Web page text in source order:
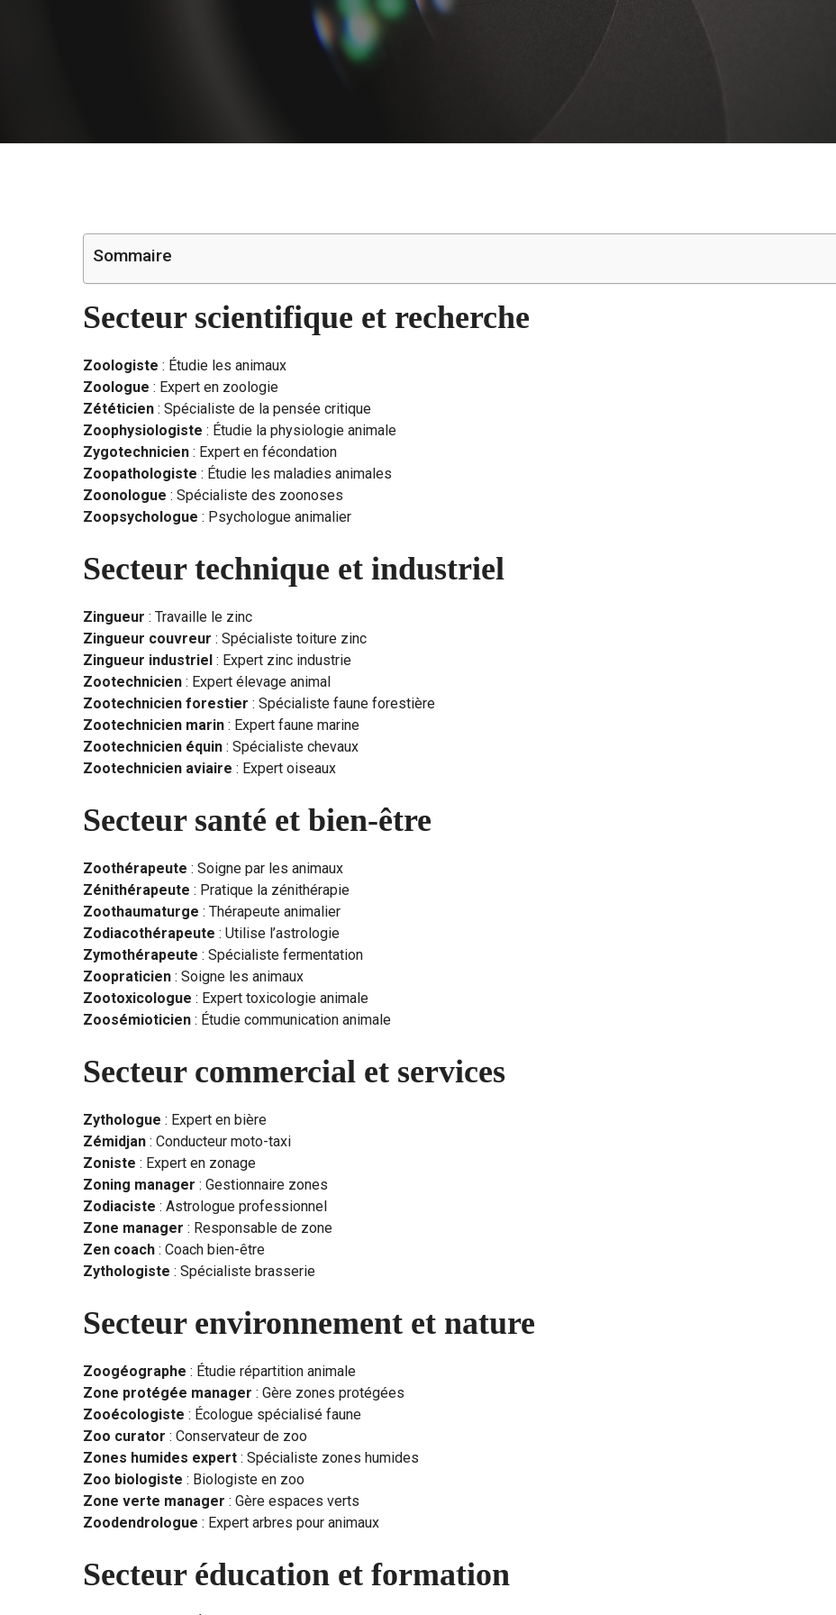
Sommaire
Secteur scientifique et recherche
Zoologiste : Étudie les animaux
Zoologue : Expert en zoologie
Zététicien : Spécialiste de la pensée critique
Zoophysiologiste : Étudie la physiologie animale
Zygotechnicien : Expert en fécondation
Zoopathologiste : Étudie les maladies animales
Zoonologue : Spécialiste des zoonoses
Zoopsychologue : Psychologue animalier
Secteur technique et industriel
Zingueur : Travaille le zinc
Zingueur couvreur : Spécialiste toiture zinc
Zingueur industriel : Expert zinc industrie
Zootechnicien : Expert élevage animal
Zootechnicien forestier : Spécialiste faune forestière
Zootechnicien marin : Expert faune marine
Zootechnicien équin : Spécialiste chevaux
Zootechnicien aviaire : Expert oiseaux
Secteur santé et bien-être
Zoothérapeute : Soigne par les animaux
Zénithérapeute : Pratique la zénithérapie
Zoothaumaturge : Thérapeute animalier
Zodiacothérapeute : Utilise l’astrologie
Zymothérapeute : Spécialiste fermentation
Zoopraticien : Soigne les animaux
Zootoxicologue : Expert toxicologie animale
Zoosémioticien : Étudie communication animale
Secteur commercial et services
Zythologue : Expert en bière
Zémidjan : Conducteur moto-taxi
Zoniste : Expert en zonage
Zoning manager : Gestionnaire zones
Zodiaciste : Astrologue professionnel
Zone manager : Responsable de zone
Zen coach : Coach bien-être
Zythologiste : Spécialiste brasserie
Secteur environnement et nature
Zoogéographe : Étudie répartition animale
Zone protégée manager : Gère zones protégées
Zooécologiste : Écologue spécialisé faune
Zoo curator : Conservateur de zoo
Zones humides expert : Spécialiste zones humides
Zoo biologiste : Biologiste en zoo
Zone verte manager : Gère espaces verts
Zoodendrologue : Expert arbres pour animaux
Secteur éducation et formation